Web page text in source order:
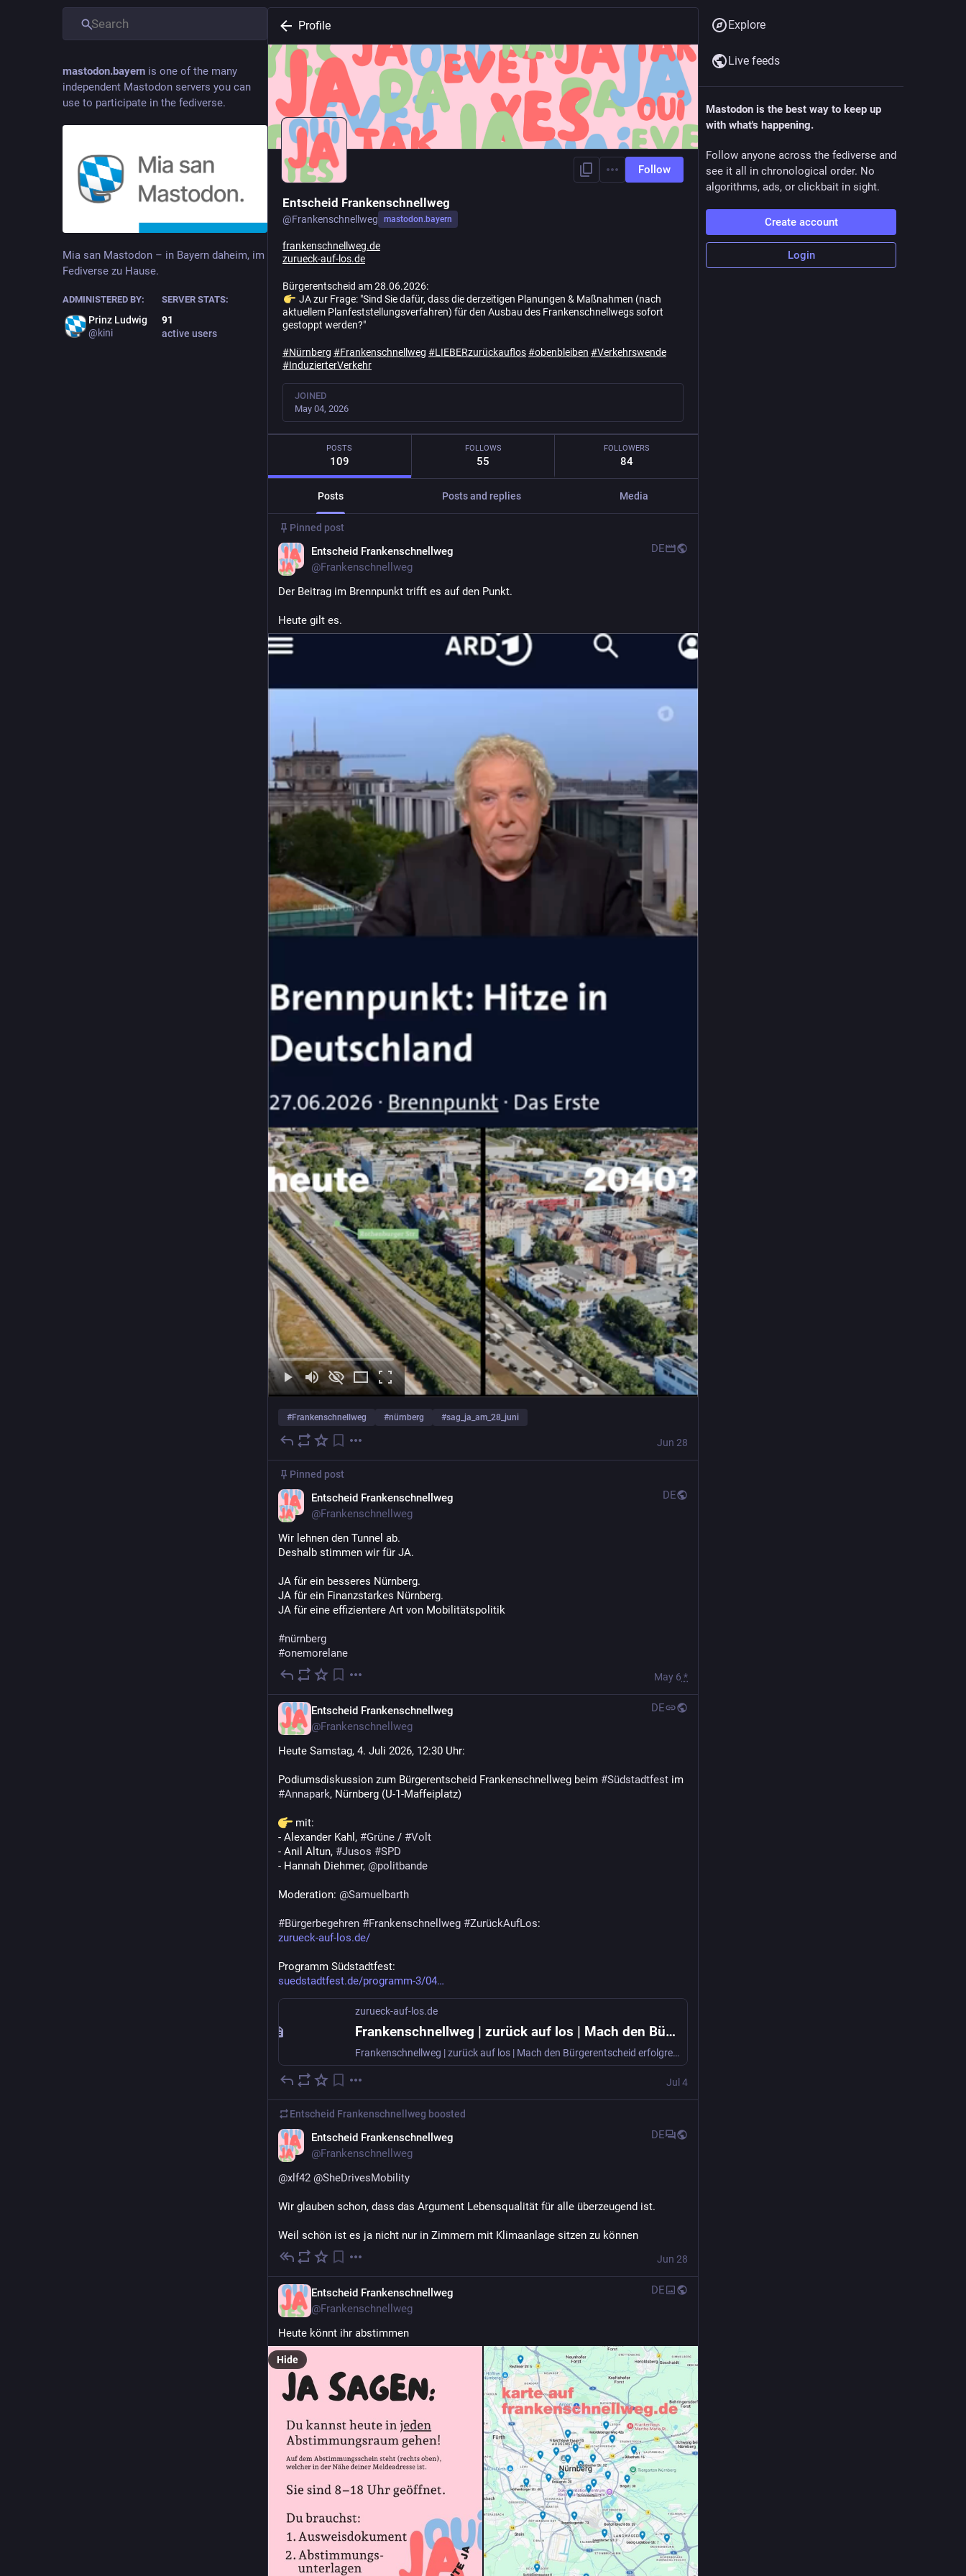
mastodon.bayern is one of the many
independent Mastodon servers you can
use to participate in the fediverse.
Mia san Mastodon – in Bayern daheim, im
Fediverse zu Hause.
ADMINISTERED BY:
Prinz Ludwig
@kini
SERVER STATS:
91
active users
Profile
Follow
Entscheid Frankenschnellweg
@Frankenschnellweg mastodon.bayern
frankenschnellweg.de
zurueck-auf-los.de
Bürgerentscheid am 28.06.2026:
JA zur Frage: "Sind Sie dafür, dass die derzeitigen Planungen & Maßnahmen (nach
aktuellem Planfeststellungsverfahren) für den Ausbau des Frankenschnellwegs sofort
gestoppt werden?"
#Nürnberg #Frankenschnellweg #LIEBERzurückauflos#obenbleiben #Verkehrswende
#InduzierterVerkehr
JOINED
May 04, 2026
POSTS
109
FOLLOWS
55
FOLLOWERS
84
Posts Posts and replies Media
Pinned post
Entscheid Frankenschnellweg
@Frankenschnellweg
DE
Der Beitrag im Brennpunkt trifft es auf den Punkt.
Heute gilt es.
#Frankenschnellweg #nürnberg #sag_ja_am_28_juni
Jun 28
Pinned post
Entscheid Frankenschnellweg
@Frankenschnellweg
DE
Wir lehnen den Tunnel ab.
Deshalb stimmen wir für JA.
JA für ein besseres Nürnberg.
JA für ein Finanzstarkes Nürnberg.
JA für eine effizientere Art von Mobilitätspolitik
#nürnberg
#onemorelane
May 6 *
Entscheid Frankenschnellweg
@Frankenschnellweg
DE
Heute Samstag, 4. Juli 2026, 12:30 Uhr:
Podiumsdiskussion zum Bürgerentscheid Frankenschnellweg beim #Südstadtfest
#Annapark, Nürnberg (U-1-Maffeiplatz)
mit:
- Alexander Kahl, #Grüne / #Volt
- Anil Altun, #Jusos #SPD
- Hannah Diehmer, @politbande
Moderation: @Samuelbarth
#Bürgerbegehren #Frankenschnellweg #ZurückAufLos:
zurueck-auf-los.de/
Programm Südstadtfest:
suedstadtfest.de/programm-3/04
zurueck-auf-los.de
Frankenschnellweg | zurück auf los | Mach den Bürgerentscheid erfolgreich | Stopp Ausbau des Frankenschnellwegs
Frankenschnellweg | zurück auf los | Mach den Bürgerentscheid erfolgreich | Stopp Ausbau des Frankenschnellwegs
Jul 4
Entscheid Frankenschnellweg boosted
Entscheid Frankenschnellweg
@Frankenschnellweg
DE
@xlf42 @SheDrivesMobility
Wir glauben schon, dass das Argument Lebensqualität für alle überzeugend ist.
Weil schön ist es ja nicht nur in Zimmern mit Klimaanlage sitzen zu können
Jun 28
Entscheid Frankenschnellweg
@Frankenschnellweg
DE
Heute könnt ihr abstimmen
Hide
Explore
Live feeds
Mastodon is the best way to keep up
with what's happening.
Follow anyone across the fediverse and
see it all in chronological order. No
algorithms, ads, or clickbait in sight.
Create account
Login